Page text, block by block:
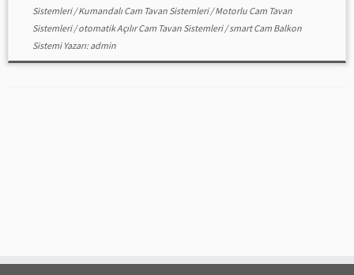
Sistemleri/Kumandalı Cam Tavan Sistemleri/Motorlu Cam Tavan
Sistemleri/otomatik Açılır Cam Tavan Sistemleri/smart Cam Balkon
Sistemi Yazarı:admin